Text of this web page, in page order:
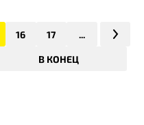
16 17 ...
В КОНЕЦ